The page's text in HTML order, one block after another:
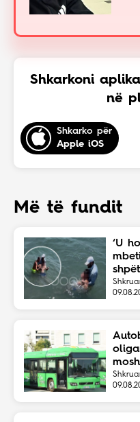
Shkarkoni
në
Shkarko për
Apple iOS
Më të fundit
‘U